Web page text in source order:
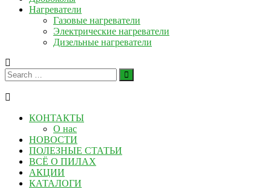
Нагреватели
Газовые нагреватели
Электрические нагреватели
Дизельные нагреватели
КОНТАКТЫ
О нас
НОВОСТИ
ПОЛЕЗНЫЕ СТАТЬИ
ВСЁ О ПИЛАХ
АКЦИИ
КАТАЛОГИ